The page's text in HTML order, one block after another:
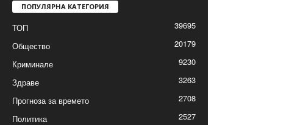
ПОПУЛЯРНА КАТЕГОРИЯ
ТОП
39695
Общество
20179
Криминале
9230
Здраве
3263
Прогноза за времето
2708